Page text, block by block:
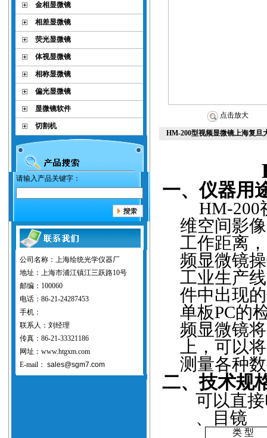
金相显微镜
相差显微镜
荧光显微镜
体视显微镜
相称显微镜
偏光显微镜
显微镜软件
切割机
请输入产品关键字：
公司名称：上海绘统光学仪器厂
地址：上海市浦江镇江三跃路10号
邮编：100060
电话：86-21-24287453
手机：
联系人：刘经理
传真：86-21-33321186
网址：www.htgxm.com
E-mail： sales@sgm7.com
点击放大
HM-200型视频显微镜上海复旦
一、仪器用
HM-200
维空间影
工作距离
频显微镜
工业生产
件中出现
单板PC的
频显微镜
上，可以
测量各种
二、技术规
可以直
、目镜
类 型